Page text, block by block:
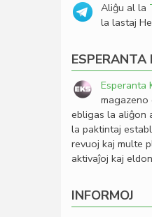
Aliĝu al la
la lastaj
ESPERANTA
Esperanta
ebligas la aliĝon
la paktintaj
revuoj kaj multe
aktivaĵoj kaj
INFORMOJ